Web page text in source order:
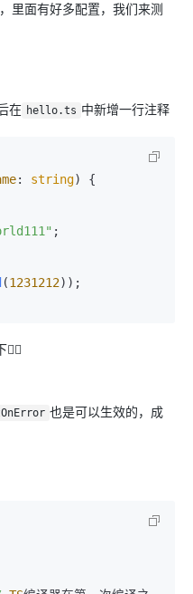
里面有好多配置，我们来测
在 hello.ts 中新增一行注释
: string) {
;
(1231212
也是可以生效的，成